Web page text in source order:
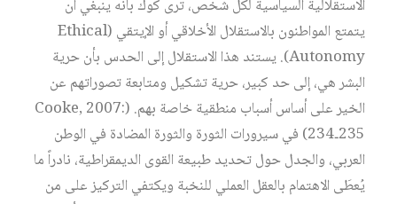
الاستقلالية السياسية لكل شخص، ترى كوك بأنه ينبغي أن
يتمتع المواطنون بالاستقلال الأخلاقي أو الإيتقي (Ethical
Autonomy). يستند هذا الاستقلال إلى الحدس بأن حرية
البشر هي، إلى حد كبير، حرية تشكيل ومتابعة تصوراتهم عن
الخير على أساس أسباب منطقية خاصة بهم. (Cooke, 2007:
234‑235) في سيرورات الثورة والثورة المضادة في الوطن
العربي، والجدل حول تحديد طبيعة القوى الديمقراطية، نادراً ما
يُعطَى الاهتمام بالعقل العملي للنخبة ويكتفي التركيز على من